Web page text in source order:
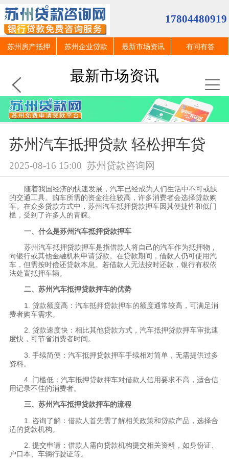
17804480919
苏州房产抵押 苏州企业贷款 最新市场资讯 有问有答
最新市场资讯
苏州汽车抵押贷款 轻松押车贷
2025-08-16 15:00 苏州贷款咨询网
随着我国经济的快速发展，汽车已经成为人们生活中不可或缺
的交通工具。购车所需的资金往往较高，许多消费者会选择贷款购
车。在众多贷款方式中，苏州汽车抵押贷款押车因其便捷性和低门
槛，受到了许多人的青睐。
一、什么是苏州汽车抵押贷款押车
苏州汽车抵押贷款押车是指借款人将自己的汽车作为抵押物，
向银行或其他金融机构申请贷款。在贷款期间，借款人仍可使用汽
车，但需按时偿还贷款本息。若借款人无法按时还款，银行有权依
法处置抵押车辆。
二、苏州汽车抵押贷款押车的优势
1. 贷款额度高：汽车抵押贷款押车的额度通常较高，可满足消
费者购车需求。
2. 贷款速度快：相比其他贷款方式，汽车抵押贷款押车审批速
度快，可节省消费者时间。
3. 手续简便：汽车抵押贷款押车手续相对简单，无需提供过多
资料。
4. 门槛低：汽车抵押贷款押车对借款人信用要求不高，适合信
用记录不佳的消费者。
三、苏州汽车抵押贷款押车的流程
1. 咨询了解：借款人首先需了解相关政策和贷款产品，选择合
适的贷款机构。
2. 提交申请：借款人需向贷款机构提交相关资料，如身份证、
户口本、车辆行驶证等。